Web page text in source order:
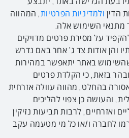
הדין ולמדיניות הפרטיות, המהווה
מתנאי השימוש אלה.
על מסירת פרטים מדויקים
והן אודות צד ג' אחר באם נדרש
באתר יתאפשר במהירות
בזאת, כי הקלדת פרטים
אסורה בהחלט, מהווה עוולה אזרחית
והעושה כן צפוי להליכים
ואזרחיים, לרבות תביעות נזיקין
לחברה ו/או כל מי מטעמה עקב